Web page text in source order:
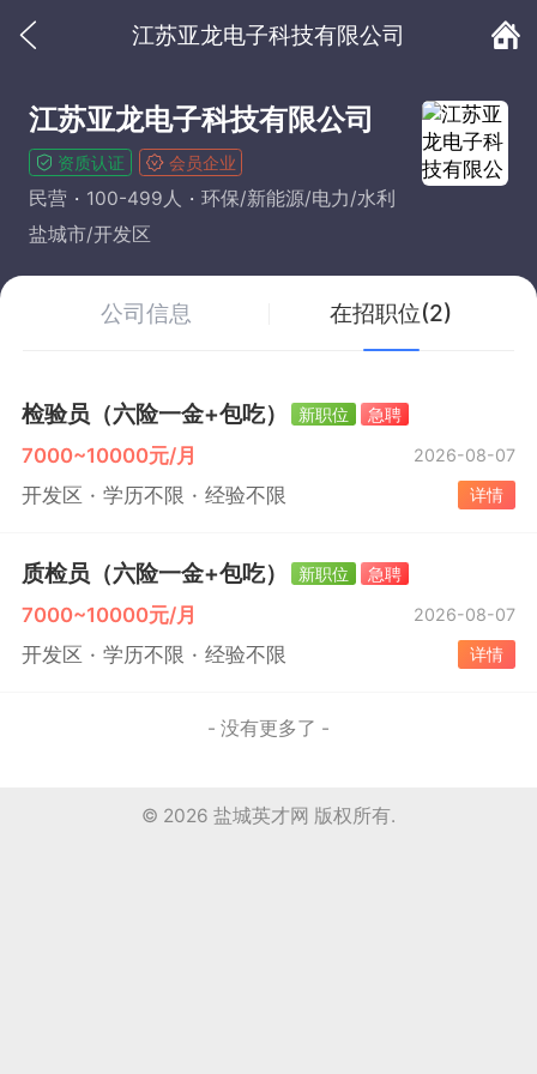
江苏亚龙电子科技有限公司
江苏亚龙电子科技有限公司
资质认证 会员企业
民营 100-499人
环保/新能源/电力/水利
盐城市/开发区
公司信息 在招职位(2)
检验员（六险一金+包吃） 新职位 急聘
7000~10000元/月 2026-08-07
开发区 学历不限 经验不限 详情
质检员（六险一金+包吃） 新职位 急聘
7000~10000元/月 2026-08-07
开发区 学历不限 经验不限 详情
- 没有更多了 -
© 2026 盐城英才网 版权所有.